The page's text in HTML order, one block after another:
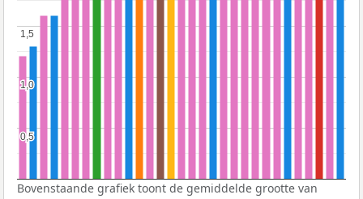
0,5
0,5
1,0
1,0
1,5
1,5
Bovenstaande grafiek toont de gemiddelde grootte van